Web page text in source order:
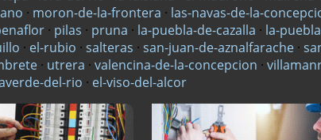
· moron-de-la-frontera · las-navas-de-la-
· pilas · pruna · la-puebla-de-cazalla · la-
· el-rubio · salteras · san-juan-de-aznalfarache ·
· utrera · valencina-de-la-concepcion ·
del-rio · el-viso-del-alcor